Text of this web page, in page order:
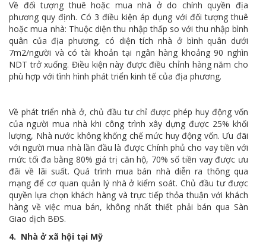
Về đối tượng thuê hoặc mua nhà ở do chính quyền địa
phương quy định. Có 3 điều kiện áp dụng với đối tượng thuê
hoặc mua nhà: Thuộc diện thu nhập thấp so với thu nhập bình
quân của địa phương, có diện tích nhà ở bình quân dưới
7m2/người và có tài khoản tại ngân hàng khoảng 90 nghìn
NDT trở xuống. Điều kiện này được điều chỉnh hàng năm cho
phù hợp với tình hình phát triển kinh tế của địa phương.
Về phát triển nhà ở, chủ đầu tư chỉ được phép huy động vốn
của người mua nhà khi công trình xây dựng được 25% khối
lượng, Nhà nước không khống chế mức huy động vốn. Ưu đãi
với người mua nhà lần đầu là được Chính phủ cho vay tiền với
mức tối đa bằng 80% giá trị căn hộ, 70% số tiền vay được ưu
đãi về lãi suất. Quá trình mua bán nhà diễn ra thông qua
mạng để cơ quan quản lý nhà ở kiểm soát. Chủ đầu tư được
quyền lựa chọn khách hàng và trực tiếp thỏa thuận với khách
hàng về việc mua bán, không nhất thiết phải bán qua Sàn
Giao dịch BĐS.
4. Nhà ở xã hội tại Mỹ